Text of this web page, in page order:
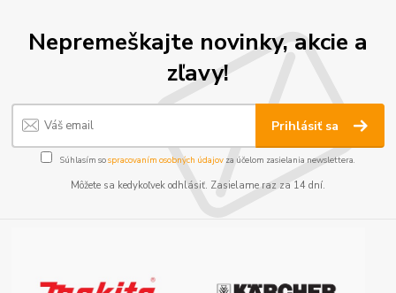
Nepremeškajte novinky, akcie a
zľavy!
Prihlásiť sa
Súhlasím sospracovaním osobných údajov za účelom zasielania newslettera.
Môžete sa kedykoľvek odhlásiť. Zasielame raz za 14 dní.